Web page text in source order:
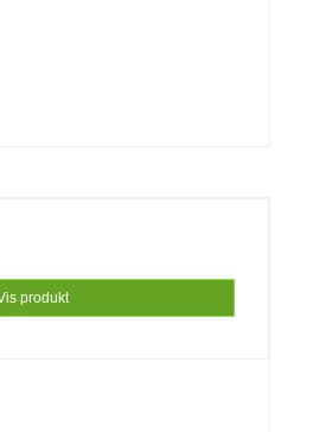
produkt